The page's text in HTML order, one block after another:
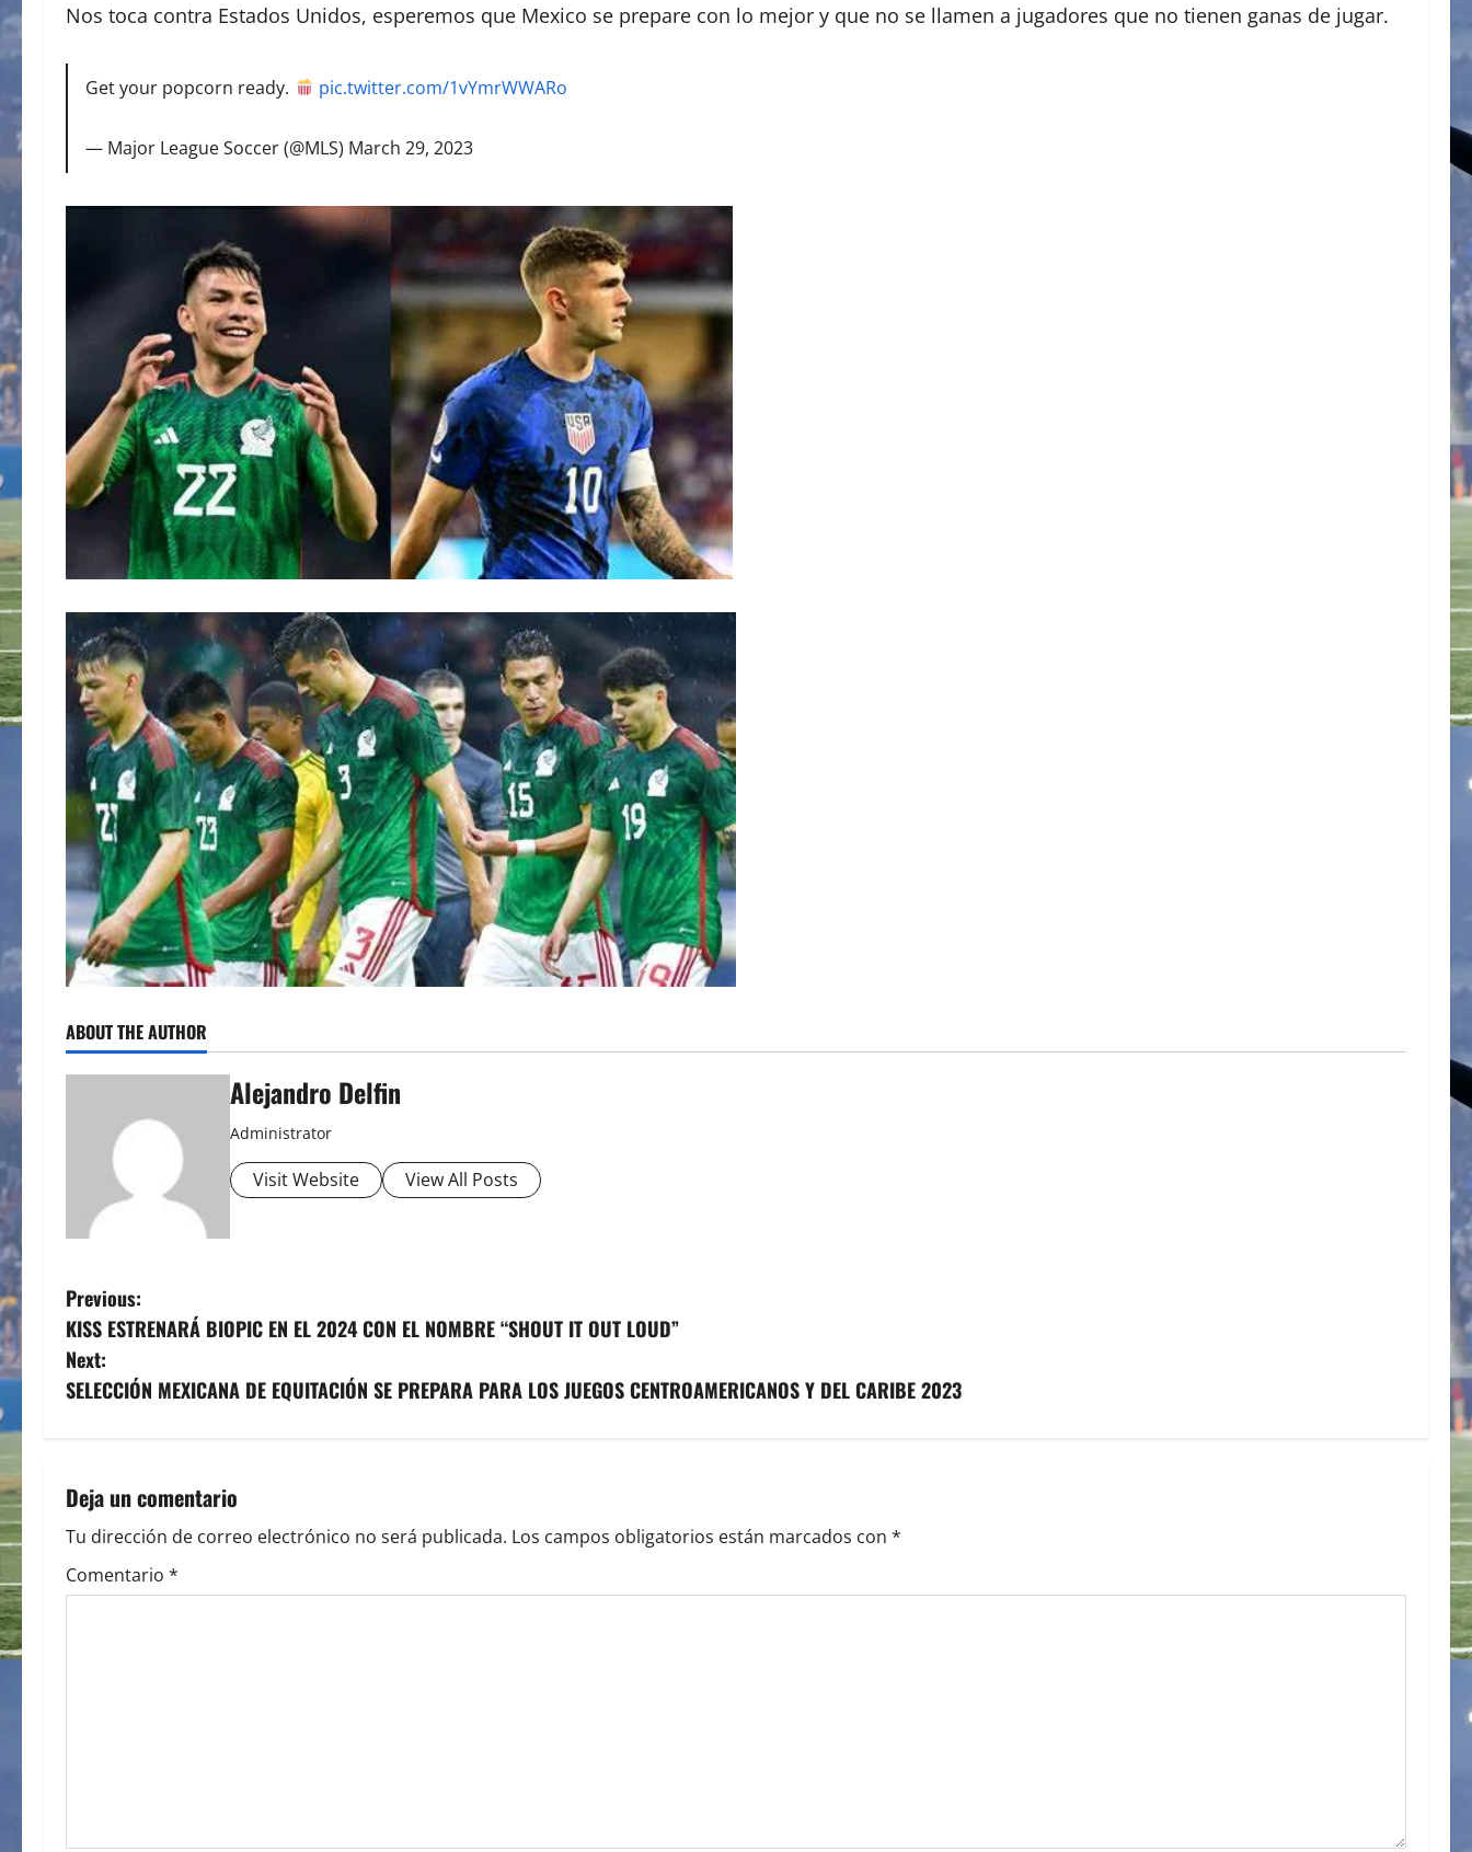
Nos toca contra Estados Unidos, esperemos que Mexico se prepare con lo mejor y que no se llamen a jugadores que no tienen ganas de jugar.
Get your popcorn ready. pic.twitter.com/1vYmrWWARo
— Major League Soccer (@MLS) March 29, 2023
ABOUT THE AUTHOR
Alejandro Delfin
Administrator
Visit Website View All Posts
P
o
s
n
a
v
Previous:
KISS ESTRENARÁ BIOPIC EN EL 2024 CON EL NOMBRE “SHOUT IT OUT LOUD”
Next:
SELECCIÓN MEXICANA DE EQUITACIÓN SE PREPARA PARA LOS JUEGOS CENTROAMERICANOS Y DEL CARIBE 2023
Deja un comentario
Tu dirección de correo electrónico no será publicada. Los campos obligatorios están marcados con *
Comentario *